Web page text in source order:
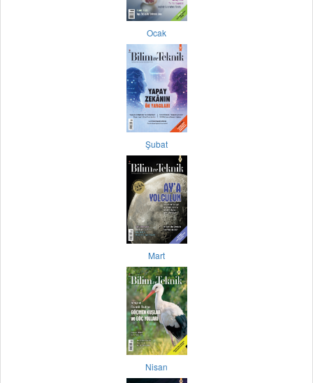
Ocak
Şubat
Mart
Nisan